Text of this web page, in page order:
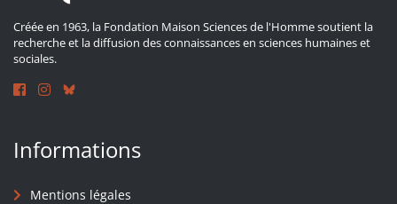
Créée en 1963, la Fondation Maison Sciences de l'Homme soutient la
recherche et la diffusion des connaissances en sciences humaines et
sociales.
Informations
Mentions légales